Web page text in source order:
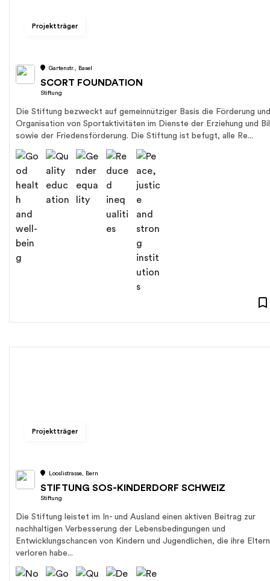
Projektträger
Gartenstr., Basel
SCORT FOUNDATION
Stiftung
Die Stiftung bezweckt auf gemeinnütziger Basis die Förderung und
Organisation von Sportaktivitäten im Dienste der Erziehung und
sowie der Friedensförderung. Die Stiftung ist befugt, alle Re...
Projektträger
Looslistrasse, Bern
STIFTUNG SOS-KINDERDORF SCHWEIZ
Stiftung
Die Stiftung leistet im In- und Ausland einen aktiven Beitrag zur
nachhaltigen Verbesserung der Lebensbedingungen und
Entwicklungschancen von Kindern und Jugendlichen, die ihre Eltern
verloren habe...